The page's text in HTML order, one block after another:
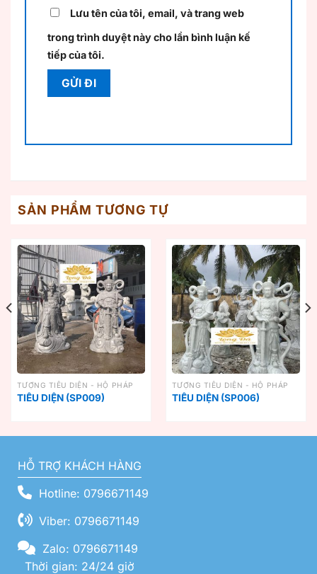
Lưu tên của tôi, email, và trang web
trong trình duyệt này cho lần bình luận kế
tiếp của tôi.
SẢN PHẨM TƯƠNG TỰ
TƯỢNG TIÊU DIỆN - HỘ PHÁP
TIÊU DIỆN (SP009)
TƯỢNG TIÊU DIỆN - HỘ PHÁP
TIÊU DIỆN (SP006)
HỖ TRỢ KHÁCH HÀNG
Hotline: 0796671149
Viber: 0796671149
Zalo: 0796671149
Thời gian: 24/24 giờ